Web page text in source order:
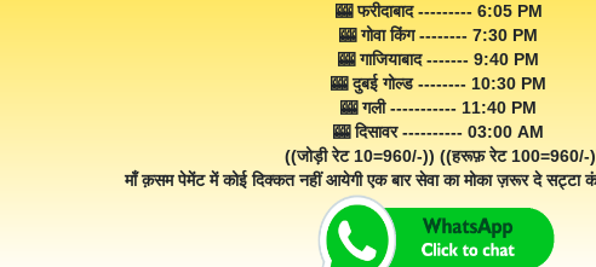
🎰 फरीदाबाद --------- 6:05 PM
🎰 गोवा किंग -------- 7:30 PM
🎰 गाजियाबाद ------- 9:40 PM
🎰 दुबई गोल्ड -------- 10:30 PM
🎰 गली ----------- 11:40 PM
🎰 दिसावर ---------- 03:00 AM
((जोड़ी रेट 10=960/-)) ((हरूफ़ रेट 100=960/-
माँ क़सम पेमेंट में कोई दिक्कत नहीं आयेगी एक बार सेवा का मोका ज़रूर दे सट्टा